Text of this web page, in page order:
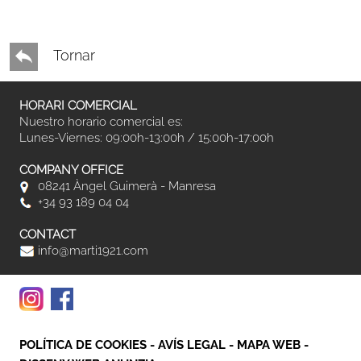
Tornar
HORARI COMERCIAL
Nuestro horario comercial es:
Lunes-Viernes: 09:00h-13:00h / 15:00h-17:00h
COMPANY OFFICE
08241 Àngel Guimerà - Manresa
+34 93 189 04 04
CONTACT
info@marti1921.com
POLÍTICA DE COOKIES - AVÍS LEGAL - MAPA WEB -